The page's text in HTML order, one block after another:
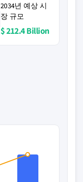
2034년 예상 시
장 규모
$ 212.4 Billion